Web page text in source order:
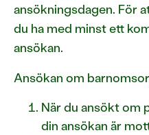
ansökningsdagen. För
du ha med minst ett
ansökan.
Ansökan om
När du ansökt om
din ansökan är